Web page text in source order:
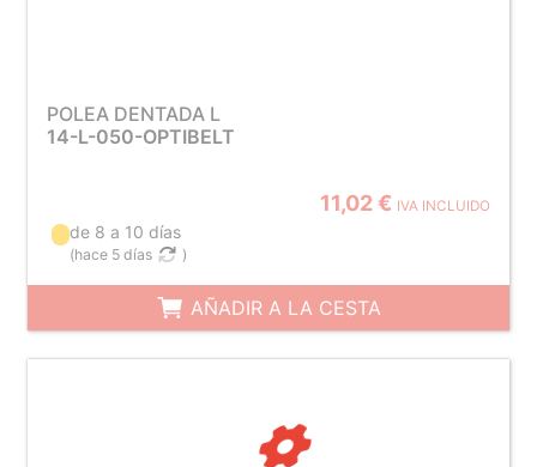
POLEA DENTADA L
14-L-050-OPTIBELT
11,02 € IVA INCLUIDO
de 8 a 10 días
(hace 5 días )
AÑADIR A LA CESTA